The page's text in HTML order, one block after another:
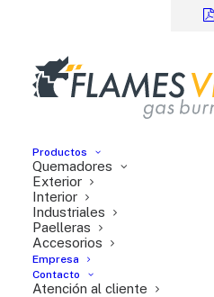
Productos
Quemadores
Exterior
Interior
Industriales
Paelleras
Accesorios
Empresa
Contacto
Atención al cliente
File Type:
Categories:
Tags:DE